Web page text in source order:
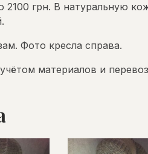
грн. В натуральную
Фото кресла справа.
материалов и